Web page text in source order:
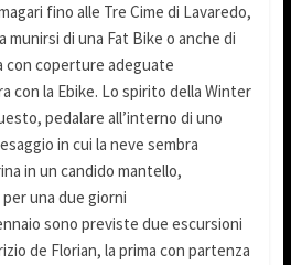
fino alle Tre Cime di Lavaredo,
di una Fat Bike o anche di
con coperture adeguate
con la Ebike. Lo spirito della Winter
pedalare all’interno di uno
in cui la neve sembra
in un candido mantello,
una due giorni
sono previste due escursioni
de Florian, la prima con partenza